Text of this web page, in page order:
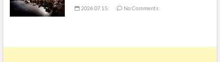
2026.07.15. No Comments